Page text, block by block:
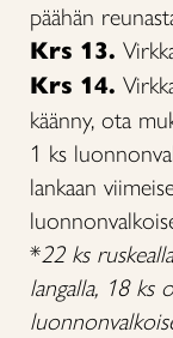
päähän
Krs 13.
Krs 14.
käänny, ota
1 ks
lankaan
*22 ks
langalla, 18 ks